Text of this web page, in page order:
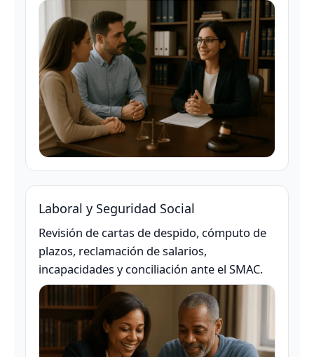
Laboral y Seguridad Social
Revisión de cartas de despido, cómputo de
plazos, reclamación de salarios,
incapacidades y conciliación ante el SMAC.